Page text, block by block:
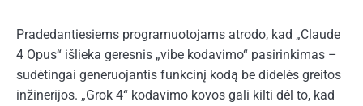
Pradedantiesiems programuotojams atrodo, kad „Claude
4 Opus“ išlieka geresnis „vibe kodavimo“ pasirinkimas –
sudėtingai generuojantis funkcinį kodą be didelės greitos
inžinerijos. „Grok 4“ kodavimo kovos gali kilti dėl to, kad